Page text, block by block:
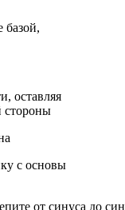
базой,
оставляя
стороны
с основы
от синуса до